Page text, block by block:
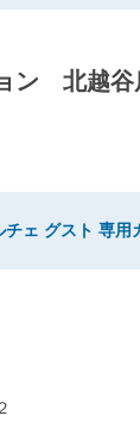
ン 北越谷
ェ グスト 専用